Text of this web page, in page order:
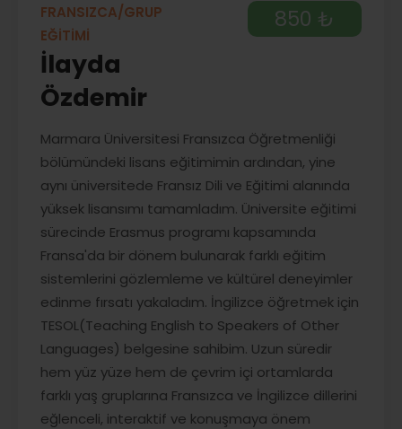
FRANSIZCA/GRUP
EĞİTİMİ
İlayda
Özdemir
850 ₺
Marmara Üniversitesi Fransızca Öğretmenliği
bölümündeki lisans eğitimimin ardından, yine
aynı üniversitede Fransız Dili ve Eğitimi alanında
yüksek lisansımı tamamladım. Üniversite eğitimi
sürecinde Erasmus programı kapsamında
Fransa'da bir dönem bulunarak farklı eğitim
sistemlerini gözlemleme ve kültürel deneyimler
edinme fırsatı yakaladım. İngilizce öğretmek için
TESOL(Teaching English to Speakers of Other
Languages) belgesine sahibim. Uzun süredir
hem yüz yüze hem de çevrim içi ortamlarda
farklı yaş gruplarına Fransızca ve İngilizce dillerini
eğlenceli, interaktif ve konuşmaya önem